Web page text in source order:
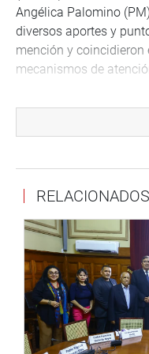
Angélica Palomino
diversos aportes y
mención y coincidieron
mecanismos de
tienen manejo
que conlleva un cajero
podrían apropiar del
SERVICIOS DE
Otra iniciativa
predictamen recaído
la Ley que declara de
la implementación,
centros de
RELACIONADOS